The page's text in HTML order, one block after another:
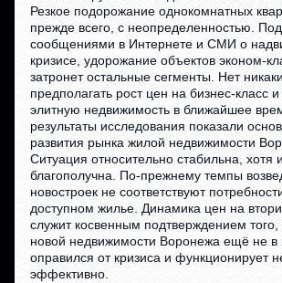
Резкое подорожание однокомнатных
прежде всего, с неопределенностью.
сообщениями в Интернете и СМИ о
кризисе, удорожание объектов эконом-
затронет остальные сегменты. Нет
предполагать рост цен на бизнес-класс
элитную недвижимость в ближайшее
результаты исследования показали
развития рынка жилой недвижимости
Ситуация относительно стабильна, хотя
благополучна. По-прежнему темпы
новостроек не соответствуют
доступном жилье. Динамика цен на
служит косвенным подтверждением того,
новой недвижимости Воронежа ещё не
оправился от кризиса и функционирует
эффективно.